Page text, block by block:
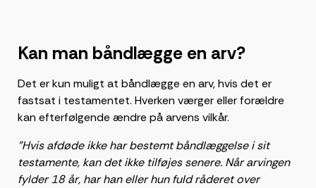
Kan man båndlægge en arv?
Det er kun muligt at båndlægge en arv, hvis det er
fastsat i testamentet. Hverken værger eller forældre
kan efterfølgende ændre på arvens vilkår.
"Hvis afdøde ikke har bestemt båndlæggelse i sit
testamente, kan det ikke tilføjes senere. Når arvingen
fylder 18 år, har han eller hun fuld råderet over